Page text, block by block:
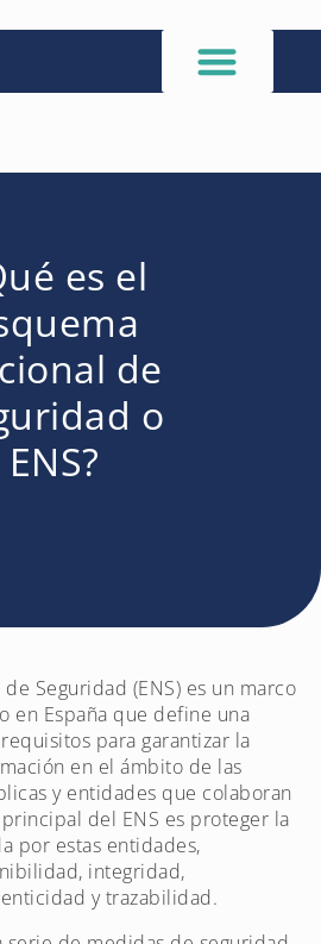
es el
de
o
ENS?
Seguridad (ENS) es un marco
en España que define una
para garantizar la
en el ámbito de las
y entidades que colaboran
del ENS es proteger la
por estas entidades,
integridad,
y trazabilidad.